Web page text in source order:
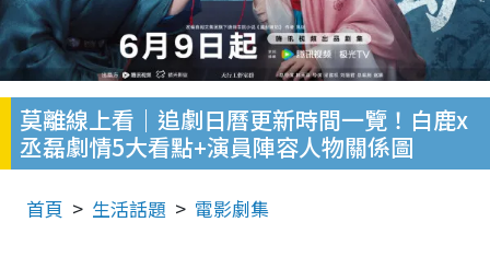
莫離線上看｜追劇日曆更新時間一覽！白鹿x
丞磊劇情5大看點+演員陣容人物關係圖
首頁 生活話題 電影劇集